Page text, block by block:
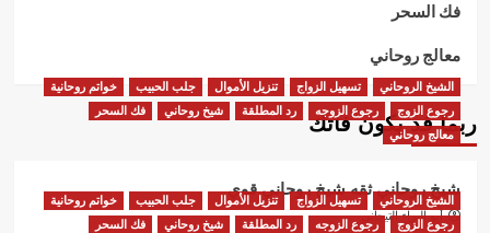
فك السحر
معالج روحاني
ربما قد يكون فاتك
الشيخ الروحاني تسهيل الزواج تنزيل الأموال جلب الحبيب
خواتم روحانية
رجوع الزوج
رجوع الزوجه رد المطلقة شيخ روحاني
فك السحر
معالج روحاني
شيخ روحاني ثقه شيخ روحاني قوي
أبو البراء التيجاني
الشيخ الروحاني تسهيل الزواج تنزيل الأموال جلب الحبيب
خواتم روحانية
رجوع الزوج
رجوع الزوجه رد المطلقة شيخ روحاني
فك السحر